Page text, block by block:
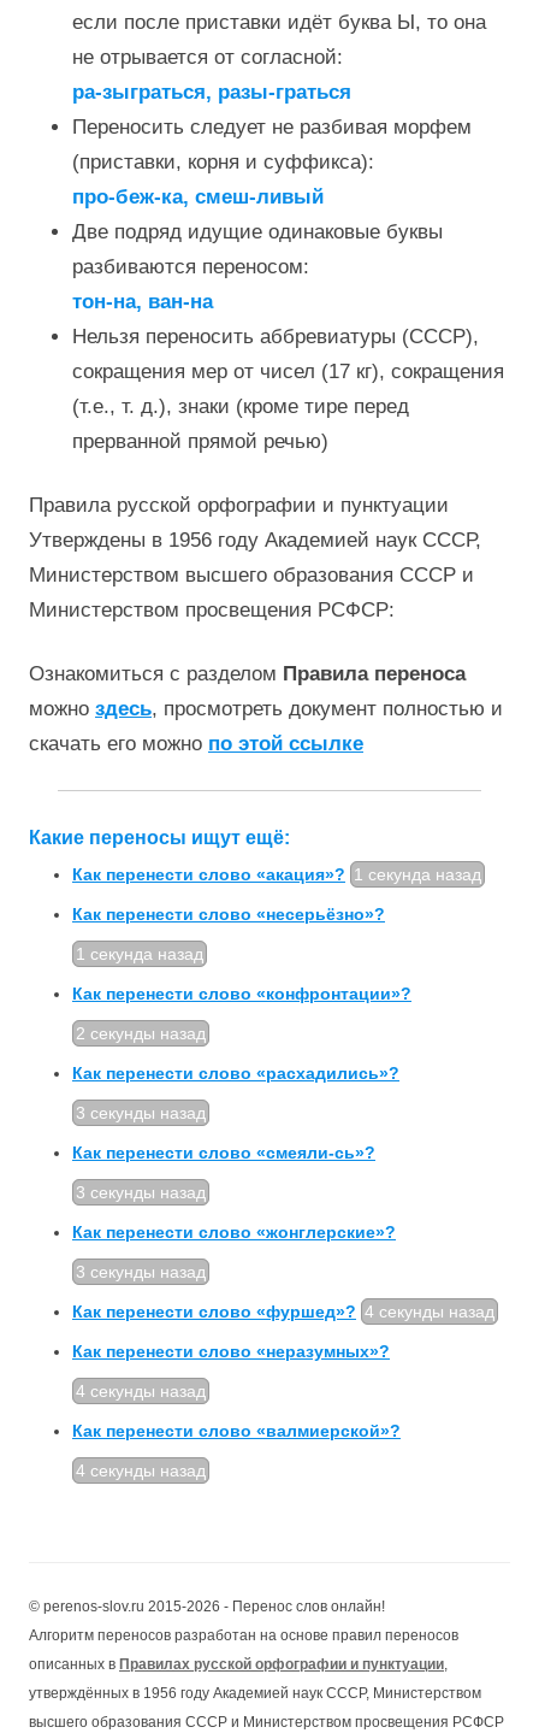
если после приставки идёт буква Ы, то она
не отрывается от согласной:
ра-зыграться, разы-граться
Переносить следует не разбивая морфем
(приставки, корня и суффикса):
про-беж-ка, смеш-ливый
Две подряд идущие одинаковые буквы
разбиваются переносом:
тон-на, ван-на
Нельзя переносить аббревиатуры (СССР),
сокращения мер от чисел (17 кг), сокращения
(т.е., т. д.), знаки (кроме тире перед
прерванной прямой речью)
Правила русской орфографии и пунктуации
Утверждены в 1956 году Академией наук СССР,
Министерством высшего образования СССР и
Министерством просвещения РСФСР:
Ознакомиться с разделом Правила переноса
можно здесь, просмотреть документ полностью и
скачать его можно по этой ссылке
Какие переносы ищут ещё:
Как перенести слово «акация»? 1 секунда назад
Как перенести слово «несерьёзно»?
1 секунда назад
Как перенести слово «конфронтации»?
2 секунды назад
Как перенести слово «расхадились»?
3 секунды назад
Как перенести слово «смеяли-сь»?
3 секунды назад
Как перенести слово «жонглерские»?
3 секунды назад
Как перенести слово «фуршед»? 4 секунды назад
Как перенести слово «неразумных»?
4 секунды назад
Как перенести слово «валмиерской»?
4 секунды назад
© perenos-slov.ru 2015-2026 - Перенос слов онлайн!
Алгоритм переносов разработан на основе правил переносов
описанных в Правилах русской орфографии и пунктуации,
утверждённых в 1956 году Академией наук СССР, Министерством
высшего образования СССР и Министерством просвещения РСФСР